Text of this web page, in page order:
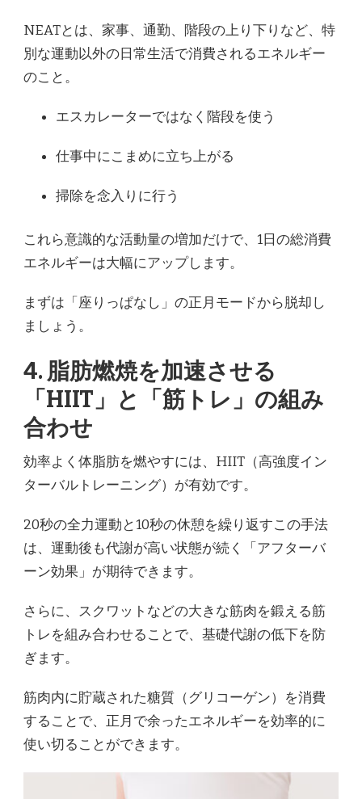
NEATとは、家事、通勤、階段の上り下りなど、特
別な運動以外の日常生活で消費されるエネルギー
のこと。
エスカレーターではなく階段を使う
仕事中にこまめに立ち上がる
掃除を念入りに行う
これら意識的な活動量の増加だけで、1日の総消費
エネルギーは大幅にアップします。
まずは「座りっぱなし」の正月モードから脱却し
ましょう。
4. 脂肪燃焼を加速させる
「HIIT」と「筋トレ」の組み
合わせ
効率よく体脂肪を燃やすには、HIIT（高強度イン
ターバルトレーニング）が有効です。
20秒の全力運動と10秒の休憩を繰り返すこの手法
は、運動後も代謝が高い状態が続く「アフターバ
ーン効果」が期待できます。
さらに、スクワットなどの大きな筋肉を鍛える筋
トレを組み合わせることで、基礎代謝の低下を防
ぎます。
筋肉内に貯蔵された糖質（グリコーゲン）を消費
することで、正月で余ったエネルギーを効率的に
使い切ることができます。